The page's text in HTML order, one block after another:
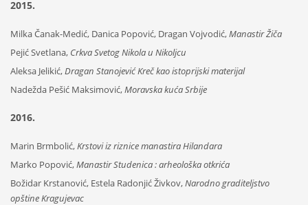
2015.
Milka Čanak-Medić, Danica Popović, Dragan Vojvodić,Manastir Žiča
Pejić Svetlana, Crkva Svetog Nikola u Nikoljcu
Aleksa Jelikić,Dragan Stanojević Kreč kao istoprijski materijal
Nadežda Pešić Maksimović,Moravska kuća Srbije
2016.
Marin Brmbolić,Krstovi iz riznice manastira Hilandara
Marko Popović,Manastir Studenica : arheološka otkrića
Božidar Krstanović, Estela Radonjić Živkov,Narodno graditeljstvo
opštine Kragujevac